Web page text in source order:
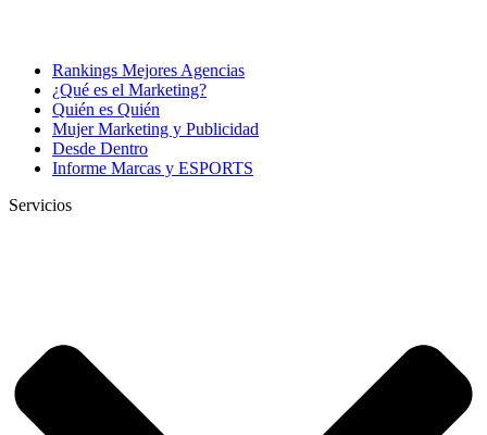
Rankings Mejores Agencias
¿Qué es el Marketing?
Quién es Quién
Mujer Marketing y Publicidad
Desde Dentro
Informe Marcas y ESPORTS
Servicios